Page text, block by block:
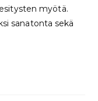
myötä.
sanatonta sekä